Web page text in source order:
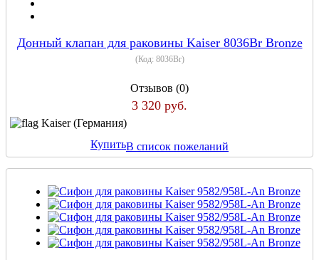
Донный клапан для раковины Kaiser 8036Br Bronze
(Код: 8036Br)
Отзывов (0)
3 320 руб.
Kaiser (Германия)
КупитьВ список пожеланий